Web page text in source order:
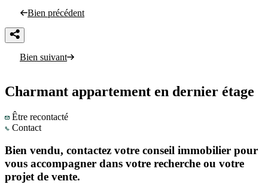
Bien précédent
Bien suivant
Charmant appartement en dernier étage
Être recontacté
Contact
Bien vendu, contactez votre conseil immobilier pour
vous accompagner dans votre recherche ou votre
projet de vente.